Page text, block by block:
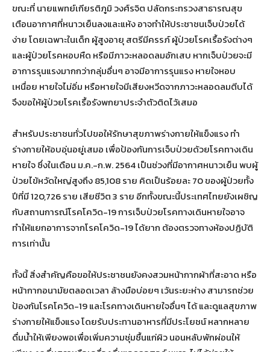
ขณะที่ นายแพทย์เกียรติภูมิ วงศ์รจิต ปลัดกระทรวงสาธารณสุข
เตือนอากาศที่หนาวเย็นลงและแห้ง อาจทำให้ประชาชนเจ็บป่วยได้
ง่าย โดยเฉพาะในเด็ก ผู้สูงอายุ สตรีมีครรภ์ ผู้ป่วยโรคเรื้อรังต่างๆ
และผู้ป่วยโรคหอบหืด หรือมีภาวะหลอดลมอักเสบ หากเจ็บป่วยจะมี
อาการรุนแรงมากกว่ากลุ่มอื่นๆ อาจมีอาการรุนแรง หายใจหอบ
เหนื่อย หายใจไม่อิ่ม หรือหายใจมีเสียงหวีดจากภาวะหลอดลมตีบได้
จึงขอให้ผู้ป่วยโรคเรื้อรังพกยาประจำตัวติดไว้เสมอ
สำหรับประชาชนทั่วไปขอให้รักษาสุขภาพร่างกายให้แข็งแรง ทำ
ร่างกายให้อบอุ่นอยู่เสมอ เพื่อป้องกันการเจ็บป่วยด้วยโรคทางเดิน
หายใจ ซึ่งในเดือน ม.ค.-ก.พ. 2564 เป็นช่วงที่มีอากาศหนาวเย็น พบผู้
ป่วยไข้หวัดใหญ่สูงถึง 85,108 ราย คิดเป็นร้อยละ 70 ของผู้ป่วยทั้ง
ปีที่มี 120,726 ราย เสียชีวิต 3 ราย อีกทั้งขณะนี้ประเทศไทยยังเผชิญ
กับสถานการณ์โรคโควิด-19 การเจ็บป่วยโรคทางเดินหายใจอาจ
ทำให้แยกอาการจากโรคโควิด-19 ได้ยาก ต้องตรวจทางห้องปฏิบัติ
การเท่านั้น
ทั้งนี้ สิ่งสำคัญคือขอให้ประชาชนยังคงสวมหน้ากากผ้าที่สะอาด หรือ
หน้ากากอนามัยตลอดเวลา ล้างมือบ่อยๆ เว้นระยะห่าง สามารถช่วย
ป้องกันโรคโควิด-19 และโรคทางเดินหายใจอื่นๆ ได้ และดูแลสุขภาพ
ร่างกายให้แข็งแรง โดยรับประทานอาหารที่มีประโยชน์ หลากหลาย
ดื่มน้ำให้เพียงพอเพื่อเพิ่มความชุ่มชื้นแก่ผิว นอนหลับพักผ่อนให้